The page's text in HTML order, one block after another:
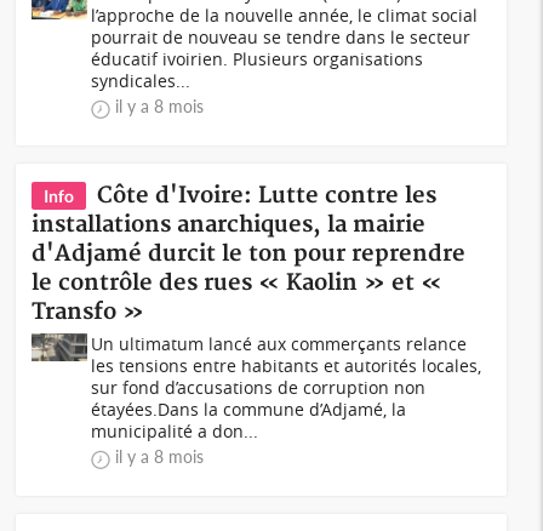
l’approche de la nouvelle année, le climat social
pourrait de nouveau se tendre dans le secteur
éducatif ivoirien. Plusieurs organisations
syndicales...
il y a 8 mois
Info
Côte d'Ivoire: Lutte contre les
installations anarchiques, la mairie
d'Adjamé durcit le ton pour reprendre
le contrôle des rues « Kaolin » et «
Transfo »
Un ultimatum lancé aux commerçants relance
les tensions entre habitants et autorités locales,
sur fond d’accusations de corruption non
étayées.Dans la commune d’Adjamé, la
municipalité a don...
il y a 8 mois